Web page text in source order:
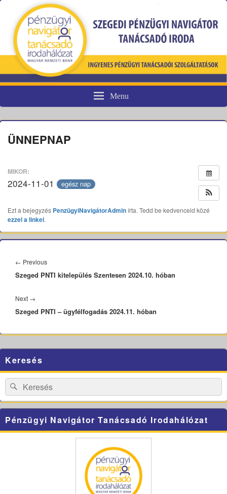
Pénzügyi fogyasztóvédelem
Menu
ÜNNEPNAP
MIKOR:
2024-11-01 egész nap
Ezt a bejegyzés PenzügyiNavigátorAdmin írta. Tedd be kedvenceid közé
ezzel a linkel.
navigáció
← PreviousPrevious
post:
Szeged PNTI kitelepülés Szentesen 2024.10. hóban
Next →
post:
Szeged PNTI – ügyfélfogadás 2024.11. hóban
Sidebar
Widget
Area
Keresés
Search
for:
Search
Pénzügyi Navigátor Tanácsadó Irodahálózat